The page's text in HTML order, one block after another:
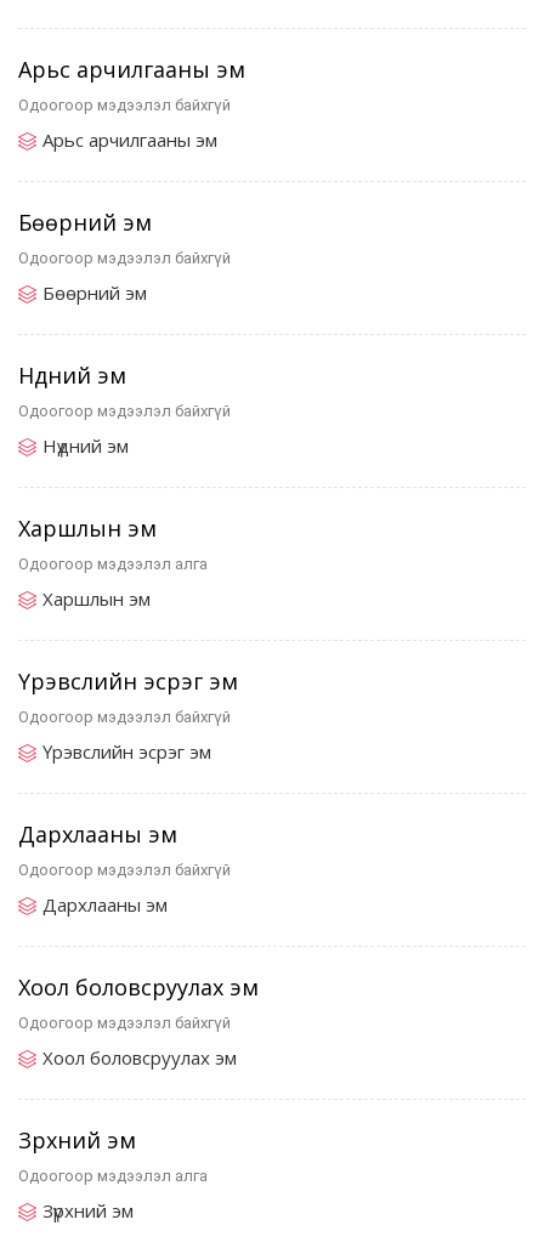
Арьс арчилгааны эм
Одоогоор мэдээлэл байхгүй
Арьс арчилгааны эм
Бөөрний эм
Одоогоор мэдээлэл байхгүй
Бөөрний эм
Нүдний эм
Одоогоор мэдээлэл байхгүй
Нүдний эм
Харшлын эм
Одоогоор мэдээлэл алга
Харшлын эм
Үрэвслийн эсрэг эм
Одоогоор мэдээлэл байхгүй
Үрэвслийн эсрэг эм
Дархлааны эм
Одоогоор мэдээлэл байхгүй
Дархлааны эм
Хоол боловсруулах эм
Одоогоор мэдээлэл байхгүй
Хоол боловсруулах эм
Зүрхний эм
Одоогоор мэдээлэл алга
Зүрхний эм